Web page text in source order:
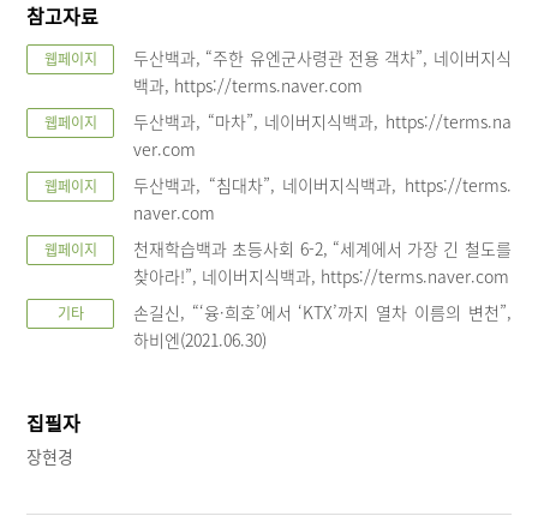
참고자료
웹페이지
두산백과, “주한 유엔군사령관 전용 객차”, 네이버지식
백과, https://terms.naver.com
웹페이지
두산백과, “마차”, 네이버지식백과, https://terms.na
ver.com
웹페이지
두산백과, “침대차”, 네이버지식백과, https://terms.
naver.com
웹페이지
천재학습백과 초등사회 6-2, “세계에서 가장 긴 철도를
찾아라!”, 네이버지식백과, https://terms.naver.com
기타
손길신, “‘융·희호’에서 ‘KTX’까지 열차 이름의 변천”,
하비엔(2021.06.30)
집필자
장현경